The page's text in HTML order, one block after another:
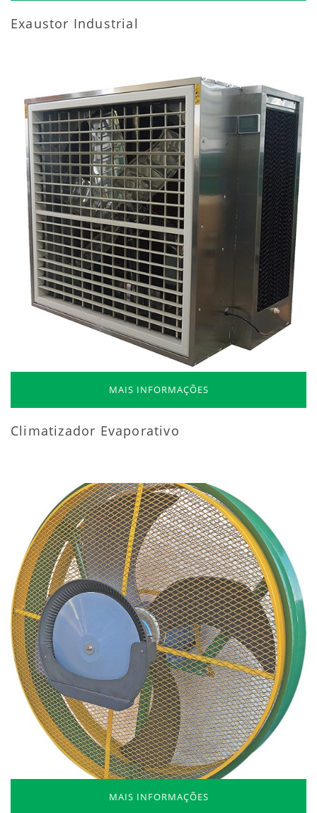
Exaustor Industrial
MAIS INFORMAÇÕES
Climatizador Evaporativo
MAIS INFORMAÇÕES